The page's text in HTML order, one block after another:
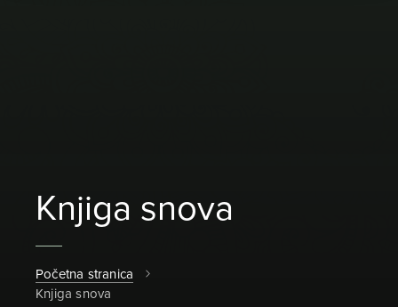
Knjiga snova
Početna stranica
Knjiga snova